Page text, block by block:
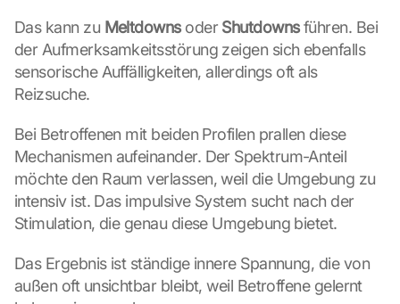
Das kann zu Meltdowns oder Shutdowns führen. Bei
der Aufmerksamkeitsstörung zeigen sich ebenfalls
sensorische Auffälligkeiten, allerdings oft als
Reizsuche.
Bei Betroffenen mit beiden Profilen prallen diese
Mechanismen aufeinander. Der Spektrum-Anteil
möchte den Raum verlassen, weil die Umgebung zu
intensiv ist. Das impulsive System sucht nach der
Stimulation, die genau diese Umgebung bietet.
Das Ergebnis ist ständige innere Spannung, die von
außen oft unsichtbar bleibt, weil Betroffene gelernt